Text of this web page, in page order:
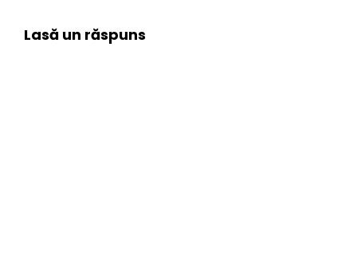
Lasă un răspuns